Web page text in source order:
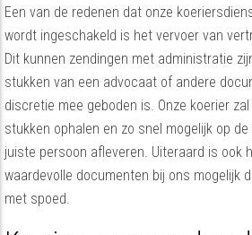
Een van de redenen dat onze
wordt ingeschakeld is het vervoer van
Dit kunnen zendingen met administratie
stukken van een advocaat of andere
discretie mee geboden is. Onze koerier
stukken ophalen en zo snel mogelijk op
juiste persoon afleveren. Uiteraard is ook
waardevolle documenten bij ons mogelijk
met spoed.